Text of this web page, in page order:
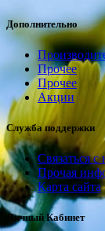
Дополнительно
Прочее
Прочее
Акции
Служба поддержки
Связаться с
Прочая
Карта сайта
Личный Кабинет